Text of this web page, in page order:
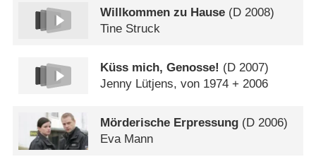
Willkommen zu Hause (D 2008)
Tine Struck
Küss mich, Genosse! (D 2007)
Jenny Lütjens, von 1974 + 2006
Mörderische Erpressung (D 2006)
Eva Mann